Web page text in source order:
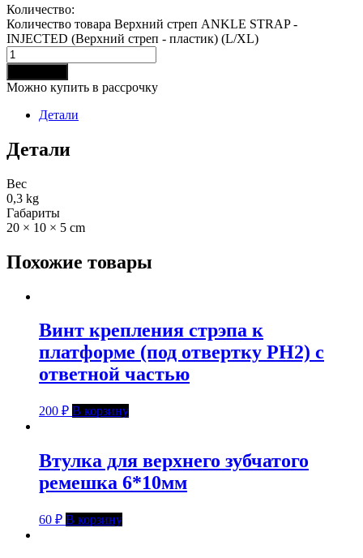
Количество:
Количество товара Верхний стреп ANKLE STRAP -
INJECTED (Верхний стреп - пластик) (L/XL)
Можно купить в рассрочку
Детали
Детали
Вес
0,3 kg
Габариты
20 × 10 × 5 cm
Похожие товары
Винт крепления стрэпа к
платформе (под отвертку PH2) с
ответной частью
200 ₽ В корзину
Втулка для верхнего зубчатого
ремешка 6*10мм
60 ₽ В корзину